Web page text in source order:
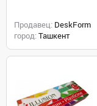
Продавец: DeskForm
город: Ташкент